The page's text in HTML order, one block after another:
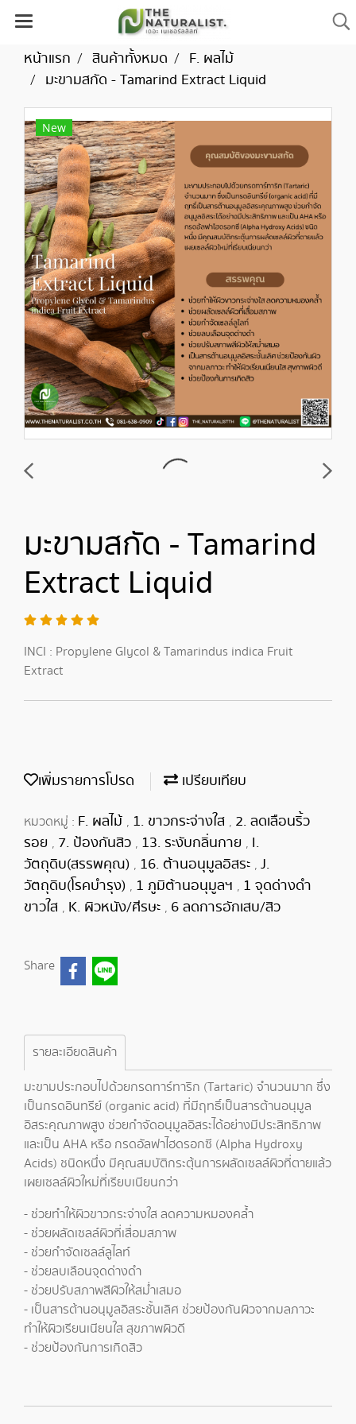
หน้าแรก สินค้าทั้งหมด
F. ผลไม้
มะขามสกัด - Tamarind Extract Liquid
New
มะขามสกัด - Tamarind
Extract Liquid
INCI : Propylene Glycol & Tamarindus indica Fruit
Extract
เพิ่มรายการโปรด เปรียบเทียบ
หมวดหมู่ : F. ผลไม้ , 1. ขาวกระจ่างใส , 2. ลดเลือนริ้ว
รอย , 7. ป้องกันสิว , 13. ระงับกลิ่นกาย , I.
วัตถุดิบ(สรรพคุณ) , 16. ต้านอนุมูลอิสระ , J.
วัตถุดิบ(โรคบำรุง) , 1 ภูมิต้านอนุมูลฯ , 1 จุดด่างดำ
ขาวใส , K. ผิวหนัง/ศีรษะ , 6 ลดการอักเสบ/สิว
Share
รายละเอียดสินค้า
มะขามประกอบไปด้วยกรดทาร์ทาริก (Tartaric) จำนวนมาก ซึ่ง
เป็นกรดอินทรีย์ (organic acid) ที่มีฤทธิ์เป็นสารต้านอนุมูล
อิสระคุณภาพสูง ช่วยกำจัดอนุมูลอิสระได้อย่างมีประสิทธิภาพ
และเป็น AHA หรือ กรดอัลฟาไฮดรอกซี (Alpha Hydroxy
Acids) ชนิดหนึ่ง มีคุณสมบัติกระตุ้นการผลัดเซลล์ผิวที่ตายแล้ว
เผยเซลล์ผิวใหม่ที่เรียบเนียนกว่า
- ช่วยทำให้ผิวขาวกระจ่างใส ลดความหมองคล้ำ
- ช่วยผลัดเซลล์ผิวที่เสื่อมสภาพ
- ช่วยกำจัดเซลล์ลูไลท์
- ช่วยลบเลือนจุดด่างดำ
- ช่วยปรับสภาพสีผิวให้สม่ำเสมอ
- เป็นสารต้านอนุมูลอิสระชั้นเลิศ ช่วยป้องกันผิวจากมลภาวะ
ทำให้ผิวเรียนเนียนใส สุขภาพผิวดี
- ช่วยป้องกันการเกิดสิว